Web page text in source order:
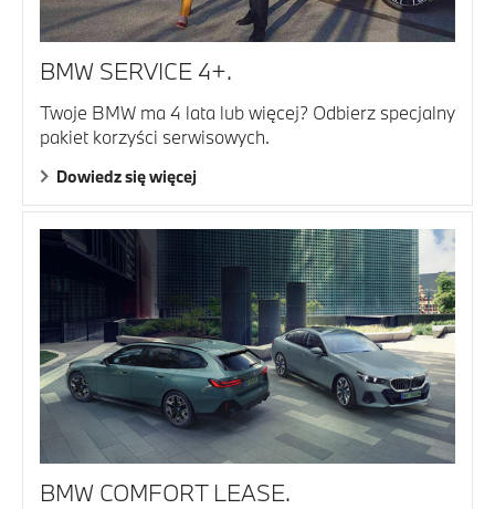
BMW SERVICE 4+.
Twoje BMW ma 4 lata lub więcej? Odbierz specjalny
pakiet korzyści serwisowych.
Dowiedz się więcej
BMW COMFORT LEASE.